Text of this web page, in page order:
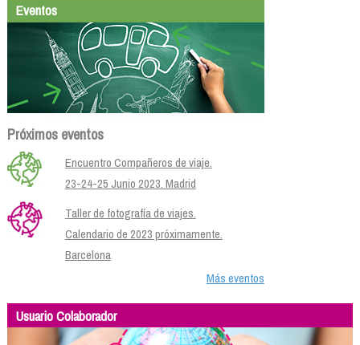
Eventos
Próximos eventos
Encuentro Compañeros de viaje.
23-24-25 Junio 2023. Madrid
Taller de fotografía de viajes.
Calendario de 2023 próximamente.
Barcelona
Más eventos
Usuario Colaborador